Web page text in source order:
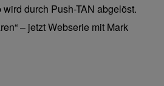
durch Push-TAN abgelöst.
– jetzt Webserie mit Mark